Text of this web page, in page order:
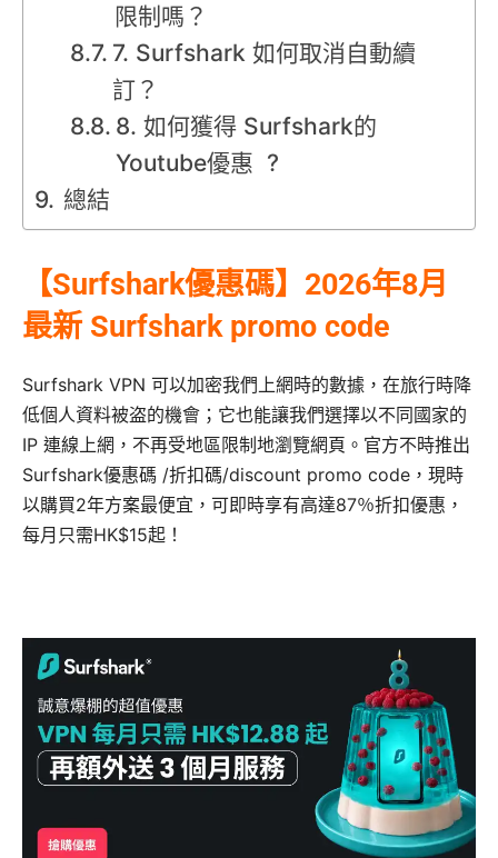
限制嗎？
7. Surfshark 如何取消自動續
訂？
8. 如何獲得 Surfshark的
Youtube優惠 ?
總結
【Surfshark優惠碼】2026年8月
最新 Surfshark promo code
Surfshark VPN 可以加密我們上網時的數據，在旅行時降
低個人資料被盗的機會；它也能讓我們選擇以不同國家的
IP 連線上網，不再受地區限制地瀏覽網頁。官方不時推出
Surfshark優惠碼 /折扣碼/discount promo code，現時
以購買2年方案最便宜，可即時享有高達87％折扣優惠，
每月只需HK$15起！